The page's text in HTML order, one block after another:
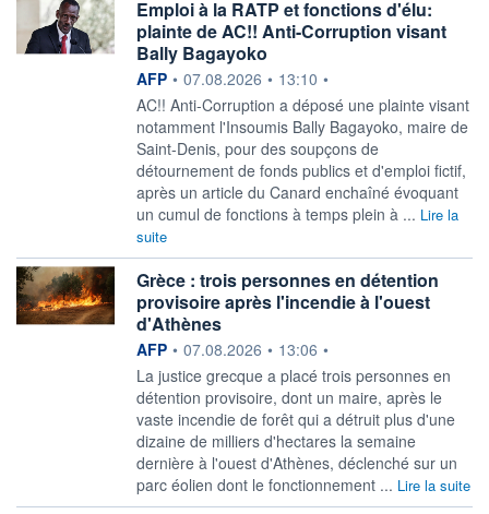
Emploi à la RATP et fonctions d'élu:
plainte de AC!! Anti-Corruption visant
Bally Bagayoko
information fournie par
AFP • 07.08.2026 • 13:10 •
AC!! Anti-Corruption a déposé une plainte visant
notamment l'Insoumis Bally Bagayoko, maire de
Saint-Denis, pour des soupçons de
détournement de fonds publics et d'emploi fictif,
après un article du Canard enchaîné évoquant
un cumul de fonctions à temps plein à ... Lire la
suite
Grèce : trois personnes en détention
provisoire après l'incendie à l'ouest
d'Athènes
information fournie par
AFP • 07.08.2026 • 13:06 •
La justice grecque a placé trois personnes en
détention provisoire, dont un maire, après le
vaste incendie de forêt qui a détruit plus d'une
dizaine de milliers d'hectares la semaine
dernière à l'ouest d'Athènes, déclenché sur un
parc éolien dont le fonctionnement ... Lire la suite